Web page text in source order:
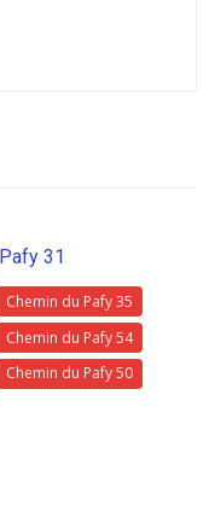
31
Chemin du Pafy 35
Chemin du Pafy 54
Chemin du Pafy 50